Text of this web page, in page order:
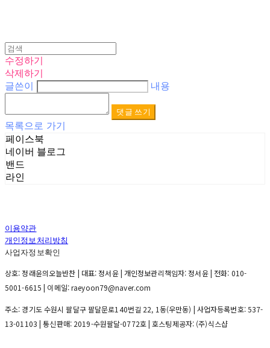
수정하기
삭제하기
글쓴이
내용
댓글 쓰기
목록으로 가기
페이스북
네이버 블로그
밴드
라인
이용약관
개인정보처리방침
사업자정보확인
상호: 정래윤의오늘반찬 | 대표: 정서윤 | 개인정보관리책임자: 정서윤 | 전화: 010-
5001-6615 | 이메일: raeyoon79@naver.com
주소: 경기도 수원시 팔달구 팔달문로140번길 22, 1동(우만동) | 사업자등록번호:537-
13-01103 | 통신판매: 2019-수원팔달-0772호| 호스팅제공자: (주)식스샵